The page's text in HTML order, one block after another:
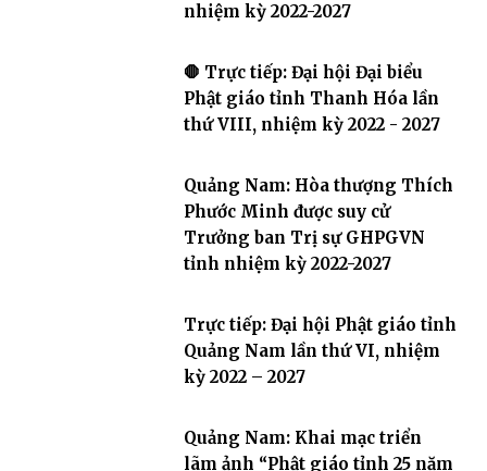
nhiệm kỳ 2022-2027
🛑 Trực tiếp: Đại hội Đại biểu
Phật giáo tỉnh Thanh Hóa lần
thứ VIII, nhiệm kỳ 2022 - 2027
Quảng Nam: Hòa thượng Thích
Phước Minh được suy cử
Trưởng ban Trị sự GHPGVN
tỉnh nhiệm kỳ 2022-2027
Trực tiếp: Đại hội Phật giáo tỉnh
Quảng Nam lần thứ VI, nhiệm
kỳ 2022 – 2027
Quảng Nam: Khai mạc triển
lãm ảnh “Phật giáo tỉnh 25 năm